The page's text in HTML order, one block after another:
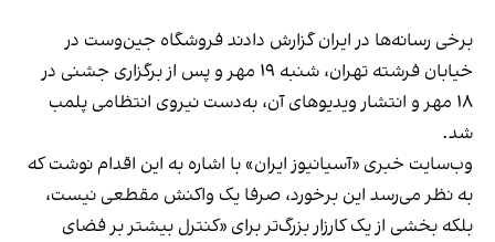
برخی رسانه‌ها در ایران گزارش دادند فروشگاه جین‌وست در
خیابان فرشته تهران، شنبه ۱۹ مهر و پس از برگزاری جشنی در
۱۸ مهر و انتشار ویدیوهای آن، به‌دست نیروی انتظامی پلمب
شد.
وب‌سایت خبری «آسیانیوز ایران» با اشاره به این اقدام نوشت که
به نظر می‌رسد این برخورد، صرفا یک واکنش مقطعی نیست،
بلکه بخشی از یک کارزار بزرگ‌تر برای «کنترل بیشتر بر فضای